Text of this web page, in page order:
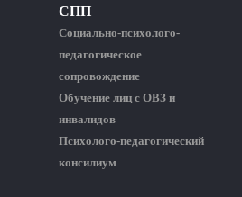
СПП
Социально-психолого-
педагогическое
сопровождение
Обучение лиц с ОВЗ и
инвалидов
Психолого-педагогический
консилиум